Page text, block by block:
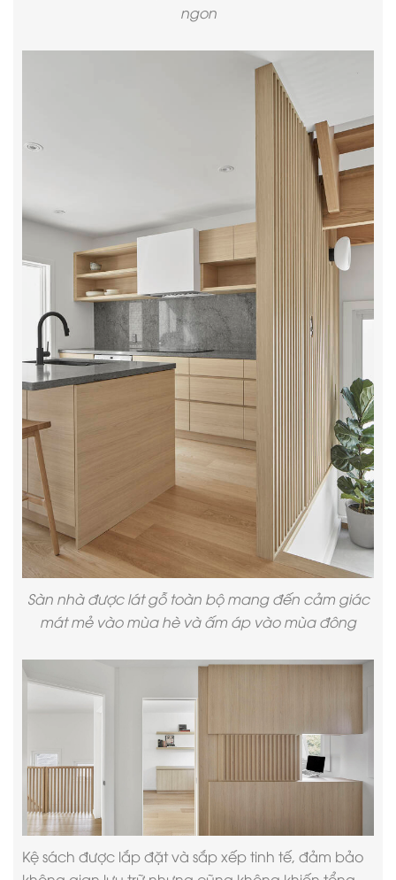
ngon
Sàn nhà được lát gỗ toàn bộ mang đến cảm giác
mát mẻ vào mùa hè và ấm áp vào mùa đông
Kệ sách được lắp đặt và sắp xếp tinh tế, đảm bảo